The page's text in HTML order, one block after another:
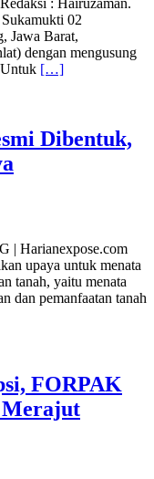
02
Jawa Barat,
dengan mengusung
[…]
Dibentuk,
| Harianexpose.com
upaya untuk menata
tanah, yaitu menata
dan pemanfaatan tanah
FORPAK
Merajut